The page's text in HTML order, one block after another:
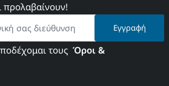
προλαβαίνουν!
Εγγραφή
τους Όροι &